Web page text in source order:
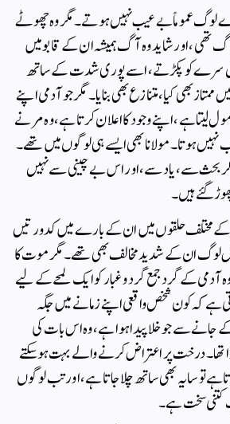
لوگ عموماً بے عیب نہیں ہوتے۔ مگر وہ چھوٹے
تھی، اور شاید وہ آگ ہمیشہ ان کے قابو میں
سرے کو پکڑتے، اسے پوری شدت کے ساتھ
بھی کیا، متنازع بھی بنایا۔ مگر جو آدمی اپنے
لیتا ہے، اپنے وجود کا اعلان کرتا ہے، وہ مرنے
ہوتا۔ مولانا بھی ایسے ہی لوگوں میں تھے۔
بحث سے، یاد سے، اور اس بے چینی سے نہیں
گئے ہیں۔
مختلف حلقوں میں ان کے بارے میں کدورتیں
لوگ ان کے شدید مخالف بھی تھے۔ مگر موت کا
آدمی کے گرد جمع گرد و غبار کو ایک لمحے کے لیے
ہے کہ کون شخص واقعی اپنے زمانے میں جگہ
جانے سے جو خلا پیدا ہوا ہے، وہ اس بات کی
تھا۔ درخت پر اعتراض کرنے والے بہت ہو سکتے
تو سایہ بھی ساتھ چلا جاتا ہے، اور تب لوگوں
کتنی سخت ہے۔